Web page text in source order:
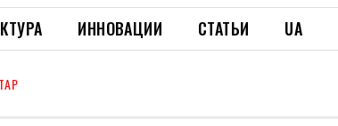
ИННОВАЦИИ СТАТЬИ UA